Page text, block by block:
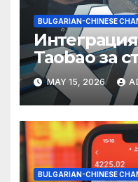
BULGARIAN-CHINESE
Taobao за
MAY 15, 2026
BULGARIAN-CHINESE